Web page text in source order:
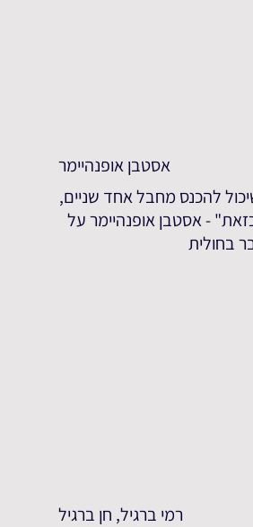
אסטבן אופנהיימר
להכנס מחבל אחד שניים,
- אסטבן אופנהיימר על
בחולית
רמי ברגיל, חן ברגיל